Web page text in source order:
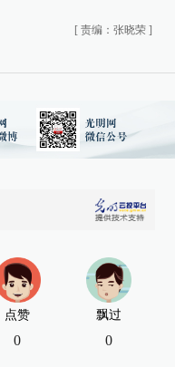
[ 责编：张晓荣 ]
点赞
0
飘过
0